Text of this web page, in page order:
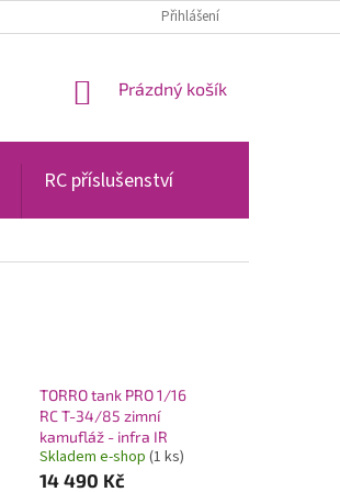
Přihlášení
NÁKUPNÍ
Prázdný košík
RC příslušenství
TORRO tank PRO 1/16
RC T-34/85 zimní
kamufláž - infra IR
Skladem e-shop (1 ks)
14 490 Kč